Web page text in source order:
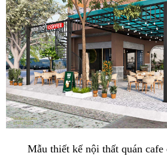
Mẫu thiết kế nội thất quán